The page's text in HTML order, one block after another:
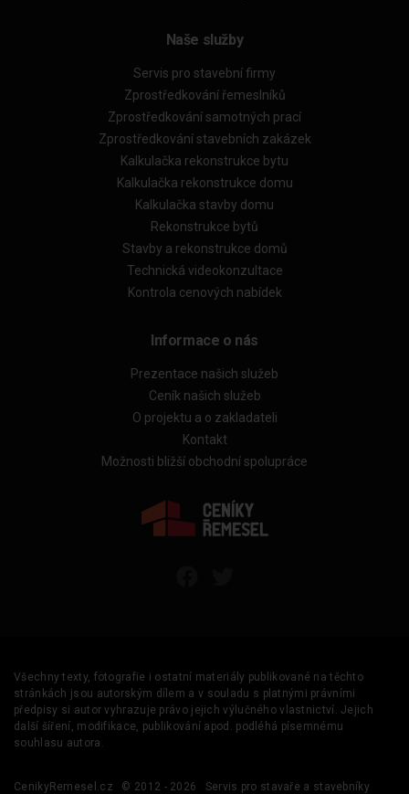
Naše služby
Servis pro stavební firmy
Zprostředkování řemeslníků
Zprostředkování samotných prací
Zprostředkování stavebních zakázek
Kalkulačka rekonstrukce bytu
Kalkulačka rekonstrukce domu
Kalkulačka stavby domu
Rekonstrukce bytů
Stavby a rekonstrukce domů
Technická videokonzultace
Kontrola cenových nabídek
Informace o nás
Prezentace našich služeb
Ceník našich služeb
O projektu a o zakladateli
Kontakt
Možnosti bližší obchodní spolupráce
Všechny texty, fotografie i ostatní materiály publikované na těchto
stránkách jsou autorským dílem a v souladu s platnými právními
předpisy si autor vyhrazuje právo jejich výlučného vlastnictví. Jejich
další šíření, modifikace, publikování apod. podléhá písemnému
souhlasu autora.
CenikyRemesel.cz © 2012 - 2026 Servis pro stavaře a stavebníky